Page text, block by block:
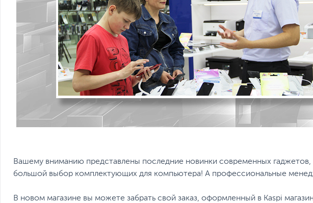
Вашему вниманию представлены последние новинки современных
большой выбор комплектующих для компьютера! А профессиональные
В новом магазине вы можете забрать свой заказ, оформленный в Kaspi